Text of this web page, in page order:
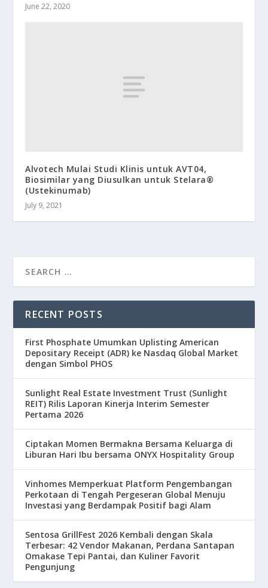
June 22, 2020
Alvotech Mulai Studi Klinis untuk AVT04,
Biosimilar yang Diusulkan untuk Stelara®
(Ustekinumab)
July 9, 2021
RECENT POSTS
First Phosphate Umumkan Uplisting American
Depositary Receipt (ADR) ke Nasdaq Global Market
dengan Simbol PHOS
Sunlight Real Estate Investment Trust (Sunlight
REIT) Rilis Laporan Kinerja Interim Semester
Pertama 2026
Ciptakan Momen Bermakna Bersama Keluarga di
Liburan Hari Ibu bersama ONYX Hospitality Group
Vinhomes Memperkuat Platform Pengembangan
Perkotaan di Tengah Pergeseran Global Menuju
Investasi yang Berdampak Positif bagi Alam
Sentosa GrillFest 2026 Kembali dengan Skala
Terbesar: 42 Vendor Makanan, Perdana Santapan
Omakase Tepi Pantai, dan Kuliner Favorit
Pengunjung